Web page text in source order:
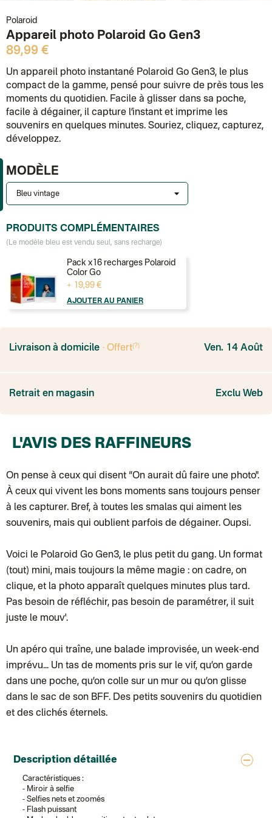
Polaroid
Appareil photo Polaroid Go Gen3
89,99 €
Un appareil photo instantané Polaroid Go Gen3, le plus
compact de la gamme, pensé pour suivre de près tous les
moments du quotidien. Facile à glisser dans sa poche,
facile à dégainer, il capture l’instant et imprime les
souvenirs en quelques minutes. Souriez, cliquez, capturez,
développez.
MODÈLE
PRODUITS COMPLÉMENTAIRES
(Le modèle bleu est vendu seul, sans recharge)
Pack x16 recharges Polaroid
Color Go
+ 19,99 €
AJOUTER AU PANIER
Colissimo suivi
Point relais rapide
Colis suivi: Livraison sous 4 jours ouvrés
BOUTIQUE : BASTILLE
BOUTIQUE : SAINT-SULPICE
Point relais Standard
Colissimo suivi (expédition par Ratio): Livraison à votre domicile,
Chronopost - Livraison express à domicile
: Colis livré en 1 à 3
Colissimo suivi (expédition partenaire)
Colissimo suivi (envoi partenaire)
Test dropshipping
Colissimo suivi (expédition Juste un arbre)
Colissimo suivi (expédition Cheer Moda)
Lettre suivie (expédition Merci Maman)
Colis suivi (DPD)
Colissimo suivi (expédition June & Jane)
Colissimo suivi (expédition Les Fils)
Lettre suivie (expédition La Poupette à Paillettes)
Colissimo suivi (expédition Zebrabook)
Colissimo suivi (expédition Minoe)
Colissimo suivi (expédition Petit Coq)
Lettre suivie (expédition Les mots doux)
Colissimo suivi (expédition Papier Curieux)
Lettre Suivie (expédition Atelier Wagram)
DPD colis suivi (expédition La Boîte Concept)
Colis suivi (expédition Loia)
Colissimo personnalisé
Colis suivi (expédition Maison Roshi)
Colissimo suivi (expédition Connoisseur)
Colis suivi GLS (expédition Tikino)
Livraison à domicile · Offert(?) Ven. 14 Août
Retrait en magasin Exclu Web
L'AVIS DES RAFFINEURS
On pense à ceux qui disent “On aurait dû faire une photo".
À ceux qui vivent les bons moments sans toujours penser
à les capturer. Bref, à toutes les smalas qui aiment les
souvenirs, mais qui oublient parfois de dégainer. Oupsi.
Voici le Polaroid Go Gen3, le plus petit du gang. Un format
(tout) mini, mais toujours la même magie : on cadre, on
clique, et la photo apparaît quelques minutes plus tard.
Pas besoin de réfléchir, pas besoin de paramétrer, il suit
juste le mouv'.
Un apéro qui traîne, une balade improvisée, un week-end
imprévu... Un tas de moments pris sur le vif, qu’on garde
dans une poche, qu’on colle sur un mur ou qu’on glisse
dans le sac de son BFF. Des petits souvenirs du quotidien
et des clichés éternels.
Description détaillée
Caractéristiques :
- Miroir à selfie
- Selfies nets et zoomés
- Flash puissant